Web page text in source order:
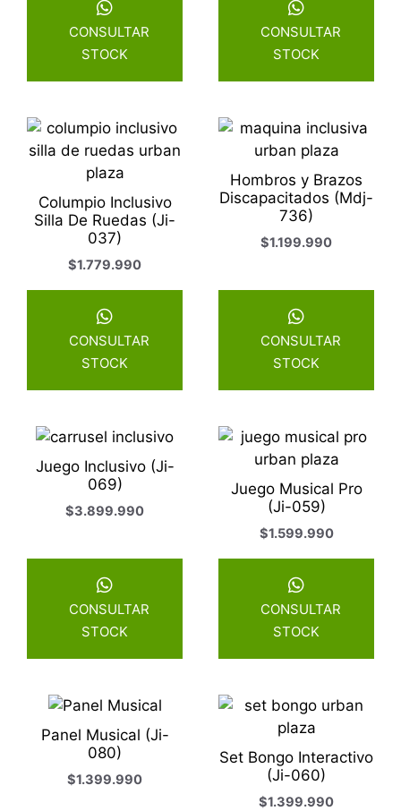
CONSULTAR
STOCK
CONSULTAR
STOCK
Columpio Inclusivo
Silla De Ruedas (Ji-
037)
$1.779.990
CONSULTAR
STOCK
Hombros y Brazos
Discapacitados (Mdj-
736)
$1.199.990
CONSULTAR
STOCK
Juego Inclusivo (Ji-
069)
$3.899.990
CONSULTAR
STOCK
Juego Musical Pro
(Ji-059)
$1.599.990
CONSULTAR
STOCK
Panel Musical (Ji-
080)
$1.399.990
Set Bongo Interactivo
(Ji-060)
$1.399.990